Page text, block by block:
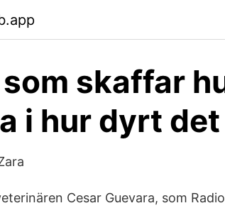
skaffar
i hur dyrt
Cesar Guevara, som